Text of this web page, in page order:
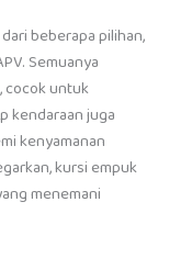
beberapa pilihan,
Semuanya
cocok untuk
kendaraan juga
kenyamanan
kursi empuk
menemani